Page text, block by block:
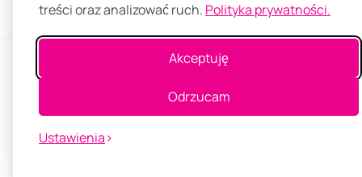
treści oraz analizować ruch. Polityka prywatności.
Akceptuję
Odrzucam
Ustawienia